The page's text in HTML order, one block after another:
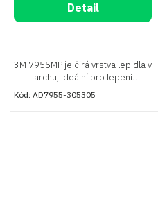
Detail
3M 7955MP je čirá vrstva lepidla v
archu, ideální pro lepení
grafických polepů, štítků a dalších
Kód: AD7955-305305